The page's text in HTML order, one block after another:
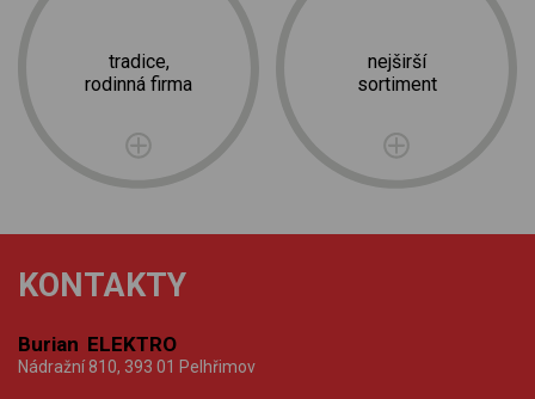
tradice,
rodinná firma
nejširší
sortiment
KONTAKTY
Burian ELEKTRO
Nádražní 810, 393 01 Pelhřimov